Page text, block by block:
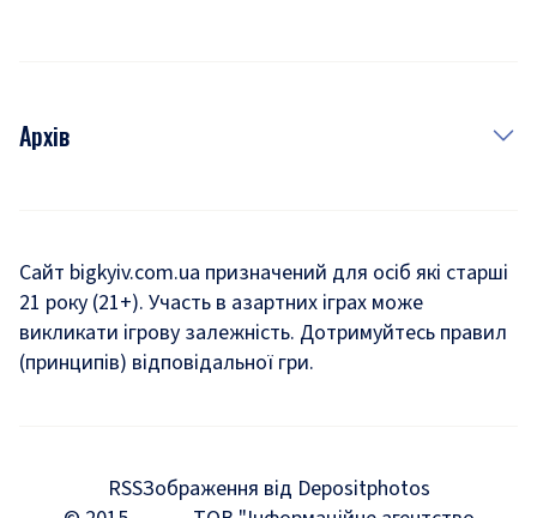
Архів
Комуналка
Хроніки війни
Мегаполіс
Сайт bigkyiv.com.ua призначений для осіб які старші
21 року (21+). Участь в азартних іграх може
викликати ігрову залежність. Дотримуйтесь правил
(принципів) відповідальної гри.
RSSЗображення від Depositphotos